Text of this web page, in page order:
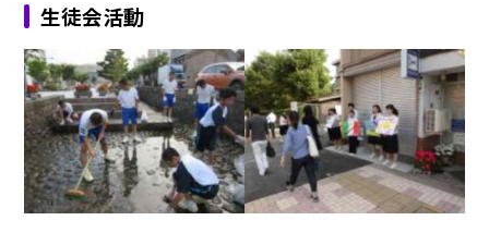
生徒会活動